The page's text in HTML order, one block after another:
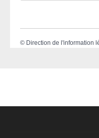
© Direction de l'information